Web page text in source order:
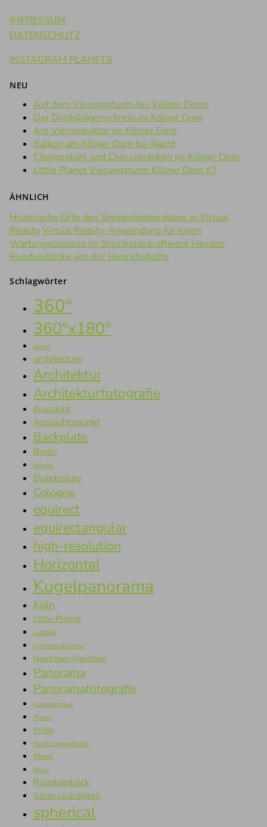
IMPRESSUM
DATENSCHUTZ
INSTAGRAM PLANETS
NEU
Auf dem Vierungsturm des Kölner Doms
Der Dreikönigenschrein im Kölner Dom
Am Vierungsaltar im Kölner Dom
Balkon am Kölner Dom bei Nacht
Chorgestühl und Chorschranken im Kölner Dom
Little Planet Vierungsturm Kölner Dom #7
ÄHNLICH
Historische Orte des Steinkohlebergbaus in Virtual
RealityVirtual Reality-Anwendung für einen
Wartungsprozess im Steinkohlekraftwerk Heyden
Rundumblicke von der Henrichshütte
Schlagwörter
360°
360°x180°
aerial
architecture
Architektur
Architekturfotografie
Aussicht
Aussichtspunkt
Backplate
Berlin
Brücke
Bundestag
Cologne
equirect
equirectangular
high-resolution
Horizontal
Kugelpanorama
Köln
Little Planet
Luftbild
Luftbildaufnahme
Nordrhein-Westfalen
Panorama
Panoramafotografie
panoramique
Planet
Politik
Reichstagsgebäude
Rhein
Rhine
Rundumblick
Sehenswürdigkeit
spherical